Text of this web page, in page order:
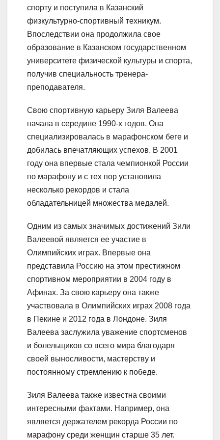
спорту и поступила в Казанский
физкультурно-спортивный техникум.
Впоследствии она продолжила свое
образование в Казанском государственном
университете физической культуры и спорта,
получив специальность тренера-
преподавателя.
Свою спортивную карьеру Зиля Валеева
начала в середине 1990-х годов. Она
специализировалась в марафонском беге и
добилась впечатляющих успехов. В 2001
году она впервые стала чемпионкой России
по марафону и с тех пор установила
несколько рекордов и стала
обладательницей множества медалей.
Одним из самых значимых достижений Зили
Валеевой является ее участие в
Олимпийских играх. Впервые она
представила Россию на этом престижном
спортивном мероприятии в 2004 году в
Афинах. За свою карьеру она также
участвовала в Олимпийских играх 2008 года
в Пекине и 2012 года в Лондоне. Зиля
Валеева заслужила уважение спортсменов
и болельщиков со всего мира благодаря
своей выносливости, мастерству и
постоянному стремлению к победе.
Зиля Валеева также известна своими
интересными фактами. Например, она
является держателем рекорда России по
марафону среди женщин старше 35 лет.